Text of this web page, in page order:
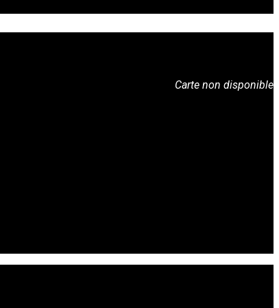
Carte non disponible